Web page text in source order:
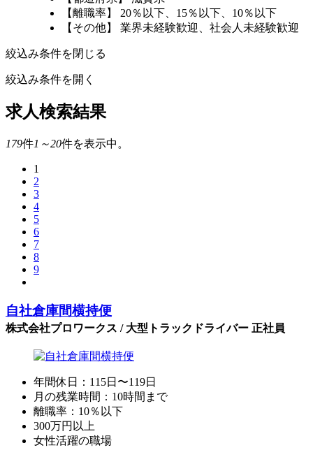
【離職率】 20％以下、15％以下、10％以下
【その他】 業界未経験歓迎、社会人未経験歓迎
絞込み条件を閉じる
絞込み条件を開く
求人検索結果
179件1～20件を表示中。
1
2
3
4
5
6
7
8
9
自社倉庫間横持便
株式会社プロワークス / 大型トラックドライバー 正社員
年間休日：115日〜119日
月の残業時間：10時間まで
離職率：10％以下
300万円以上
女性活躍の職場